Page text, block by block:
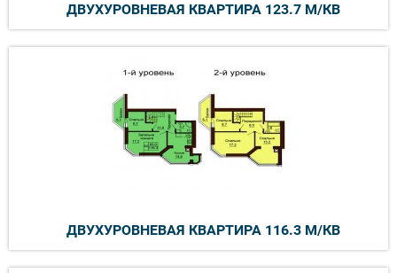
ДВУХУРОВНЕВАЯ КВАРТИРА 123.7 М/КВ
ДВУХУРОВНЕВАЯ КВАРТИРА 116.3 М/КВ